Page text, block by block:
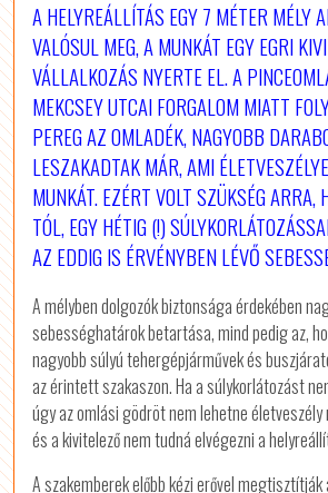
A HELYREÁLLÍTÁS EGY 7 MÉTER MÉLY
VALÓSUL MEG, A MUNKÁT EGY EGRI
VÁLLALKOZÁS NYERTE EL. A
MEKCSEY UTCAI FORGALOM MIATT
PEREG AZ OMLADÉK, NAGYOBB
LESZAKADTAK MÁR, AMI
MUNKÁT. EZÉRT VOLT SZÜKSÉG ARRA,
TÓL, EGY HÉTIG (!)
AZ EDDIG IS ÉRVÉNYBEN LÉVŐ
A mélyben dolgozók biztonsága érdekében
sebességhatárok betartása, mind pedig az,
nagyobb súlyú tehergépjárművek és
az érintett szakaszon. Ha a súlykorlátozást
úgy az omlási gödröt nem lehetne
és a kivitelező nem tudná elvégezni a
A szakemberek előbb kézi erővel